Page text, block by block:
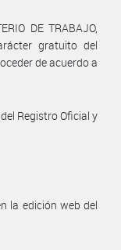
DE TRABAJO,
gratuito del
de acuerdo a
Registro Oficial y
la edición web del